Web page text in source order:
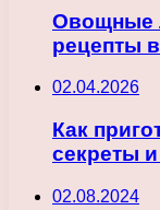
Овощные
рецепты
02.04.2026
Как
секреты
02.08.2024